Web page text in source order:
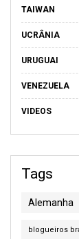
TAIWAN
UCRÂNIA
URUGUAI
VENEZUELA
VIDEOS
Tags
Alemanha
blogueiros